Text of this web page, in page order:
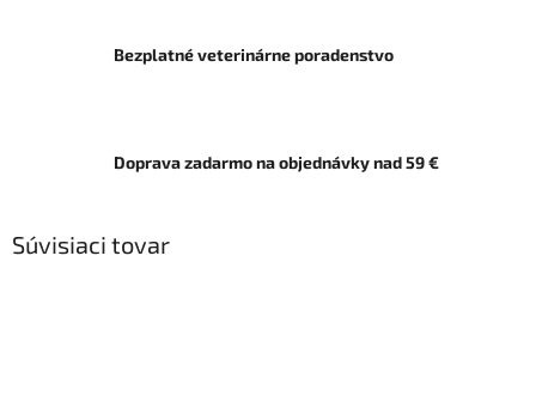
Bezplatné veterinárne poradenstvo
Doprava zadarmo na objednávky nad 59 €
Súvisiaci tovar